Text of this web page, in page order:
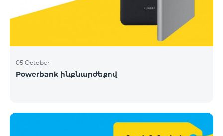
05 October
Powerbank ինքնարժեքով